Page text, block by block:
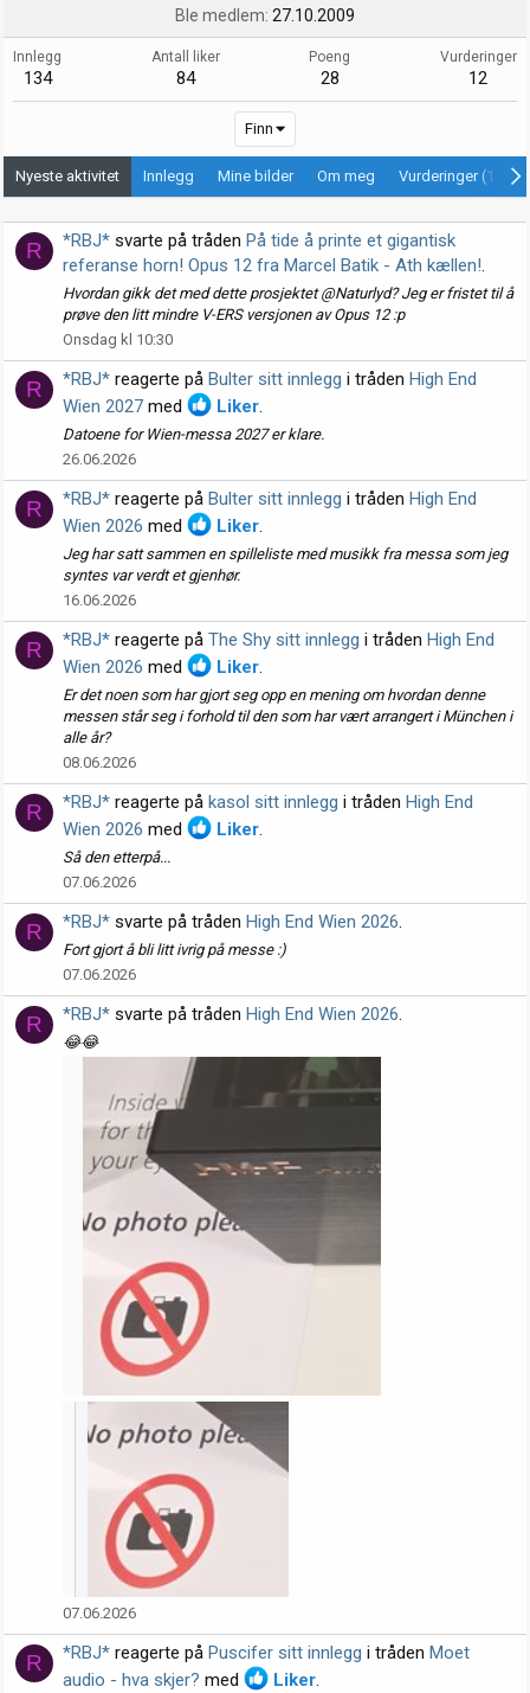
Ble medlem 27.10.2009
Innlegg
134
Antall liker
84
Poeng
28
Vurderinger
12
Finn
Nyeste aktivitet Innlegg Mine bilder Om meg Vurderinger (12)
R *RBJ* svarte på tråden På tide å printe et gigantisk
referanse horn! Opus 12 fra Marcel Batik - Ath kællen!.
Hvordan gikk det med dette prosjektet @Naturlyd? Jeg er fristet til å
prøve den litt mindre V-ERS versjonen av Opus 12 :p
Onsdag kl 10:30
R *RBJ* reagerte på Bulter sitt innlegg i tråden High End
Wien 2027 med Liker.
Datoene for Wien-messa 2027 er klare.
26.06.2026
R *RBJ* reagerte på Bulter sitt innlegg i tråden High End
Wien 2026 med Liker.
Jeg har satt sammen en spilleliste med musikk fra messa som jeg
syntes var verdt et gjenhør.
16.06.2026
R *RBJ* reagerte på The Shy sitt innlegg i tråden High End
Wien 2026 med Liker.
Er det noen som har gjort seg opp en mening om hvordan denne
messen står seg i forhold til den som har vært arrangert i München i
alle år?
08.06.2026
R *RBJ* reagerte på kasol sitt innlegg i tråden High End
Wien 2026 med Liker.
Så den etterpå...
07.06.2026
R *RBJ* svarte på tråden High End Wien 2026.
Fort gjort å bli litt ivrig på messe :)
07.06.2026
R *RBJ* svarte på tråden High End Wien 2026.
😂😂
07.06.2026
R *RBJ* reagerte på Puscifer sitt innlegg i tråden Moet
audio - hva skjer? med Liker.